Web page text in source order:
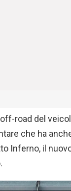
road del
che ha
Inferno, il